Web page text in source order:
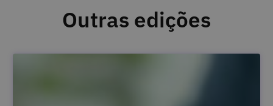
Outras edições